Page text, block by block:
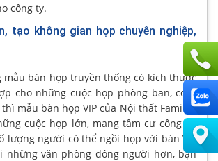
công ty.
tạo không gian họp chuyên nghiệp,
mẫu bàn họp truyền thống có kích thước
cho những cuộc họp phòng ban, có ít
mẫu bàn họp VIP của Nội thất Fami lại
cuộc họp lớn, mang tầm cư công ty.
lượng người có thể ngồi họp với bàn VIP
những văn phòng đông người hơn, bạn